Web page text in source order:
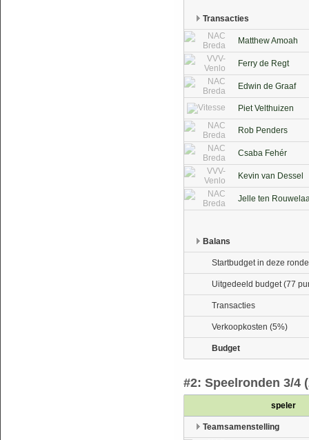
Transacties
Matthew Amoah
Ferry de Regt
Edwin de Graaf
Piet Velthuizen
Rob Penders
Csaba Fehér
Kevin van Dessel
Jelle ten
Balans
Startbudget in deze ronde
Uitgedeeld budget (77
Transacties
Verkoopkosten (5%)
Budget
#2: Speelronden 3/4
speler
Teamsamenstelling